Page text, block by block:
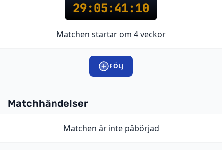
29:05:41:10
Matchen startar om 4 veckor
FÖLJ
Matchhändelser
Matchen är inte påbörjad